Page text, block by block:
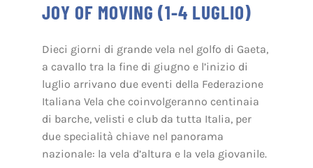
JOY OF MOVING (1-4 LUGLIO)
Dieci giorni di grande vela nel golfo di Gaeta,
a cavallo tra la fine di giugno e l’inizio di
luglio arrivano due eventi della Federazione
Italiana Vela che coinvolgeranno centinaia
di barche, velisti e club da tutta Italia, per
due specialità chiave nel panorama
nazionale: la vela d’altura e la vela giovanile.